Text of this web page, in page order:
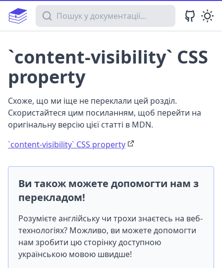
Пошук у документації
`content-visibility` CSS
property
Схоже, що ми іще не переклали цей розділ.
Скористайтеся цим посиланням, щоб перейти на
оригінальну версію цієї статті в MDN.
`content-visibility` CSS property
Ви також можете допомогти нам з
перекладом!
Розумієте англійську чи трохи знаєтесь на веб-
технологіях? Можливо, ви можете допомогти
нам зробити цю сторінку доступною
українською мовою швидше!